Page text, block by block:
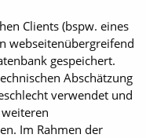
Clients (bspw. eines
webseitenübergreifend
gespeichert.
Abschätzung
verwendet und
Im Rahmen der